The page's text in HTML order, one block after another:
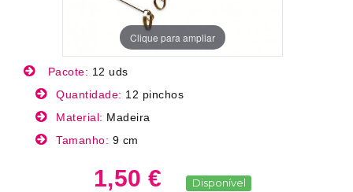
Clique para ampliar
Pacote: 12 uds
Quantidade: 12 pinchos
Material: Madeira
Tamanho: 9 cm
1,50 € Disponível